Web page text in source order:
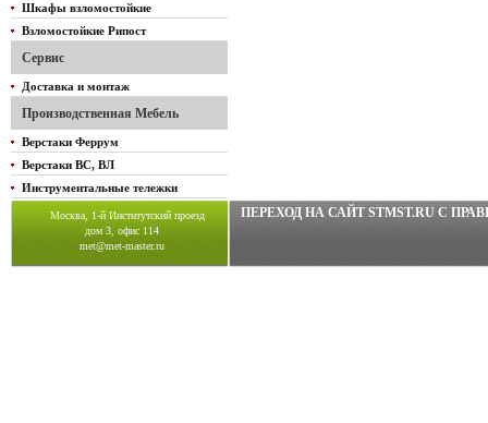
Шкафы взломостойкие
Взломостойкие Рипост
Сервис
Доставка и монтаж
Производственная Мебель
Верстаки Феррум
Верстаки ВС, ВЛ
Инструментальные тележки
Москва, 1-й Институтский проезд
дом 3, офис 114
met@met-master.ru
ПЕРЕХОД НА САЙТ STMST.RU C